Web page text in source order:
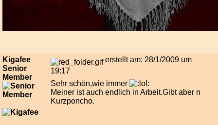
Kigafee
Senior
Member
erstellt am: 28/1/2009 um
19:17
Sehr schön,wie immer
Meiner ist auch endlich in Arbeit.Gibt aber n
Kurzponcho.